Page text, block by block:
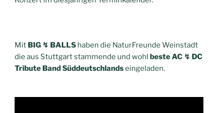
Mit BIG ↯ BALLS haben die NaturFreunde Weinstadt
die aus Stuttgart stammende und wohl beste AC ↯ DC
Tribute Band Süddeutschlandseingeladen.